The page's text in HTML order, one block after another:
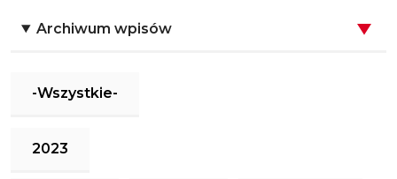
Archiwum wpisów
-Wszystkie-
2023